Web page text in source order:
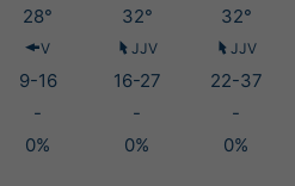
28° 32° 32°
V JJV JJV
9-16 16-27 22-37
- - -
0% 0% 0%